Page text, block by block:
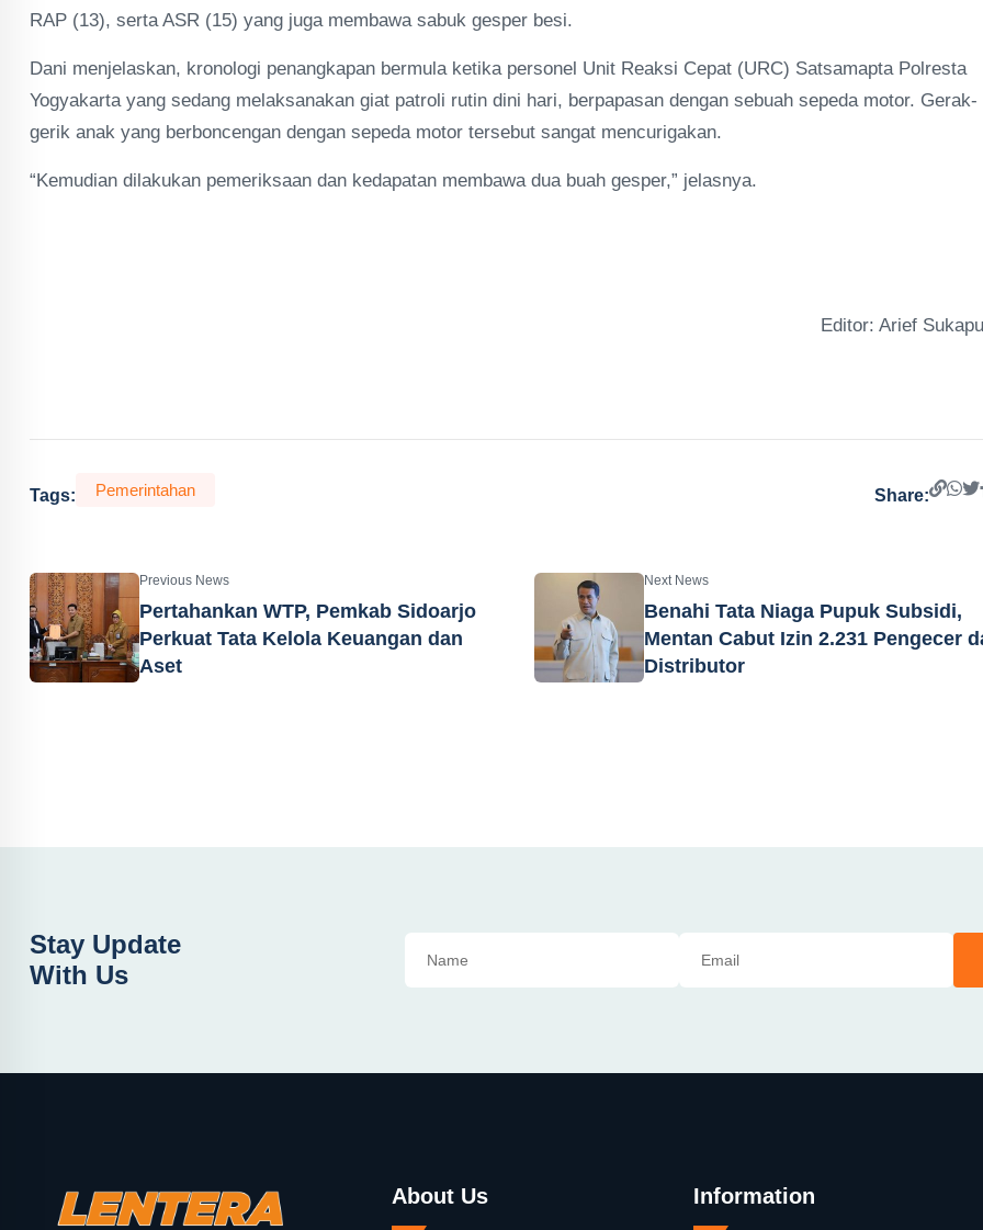
RAP (13), serta ASR (15) yang juga membawa sabuk gesper besi.
Dani menjelaskan, kronologi penangkapan bermula ketika personel Unit Reaksi Cepat (URC) Satsamapta Polresta
Yogyakarta yang sedang melaksanakan giat patroli rutin dini hari, berpapasan dengan sebuah sepeda motor. Gerak-
gerik anak yang berboncengan dengan sepeda motor tersebut sangat mencurigakan.
“Kemudian dilakukan pemeriksaan dan kedapatan membawa dua buah gesper,” jelasnya.
Editor: Arief
Tags: Pemerintahan Share:
Previous News
Pertahankan WTP, Pemkab Sidoarjo
Perkuat Tata Kelola Keuangan dan
Aset
Next News
Benahi Tata Niaga Pupuk Subsidi,
Mentan Cabut Izin 2.231 Pengecer
Distributor
Stay Update
With Us
About Us Information